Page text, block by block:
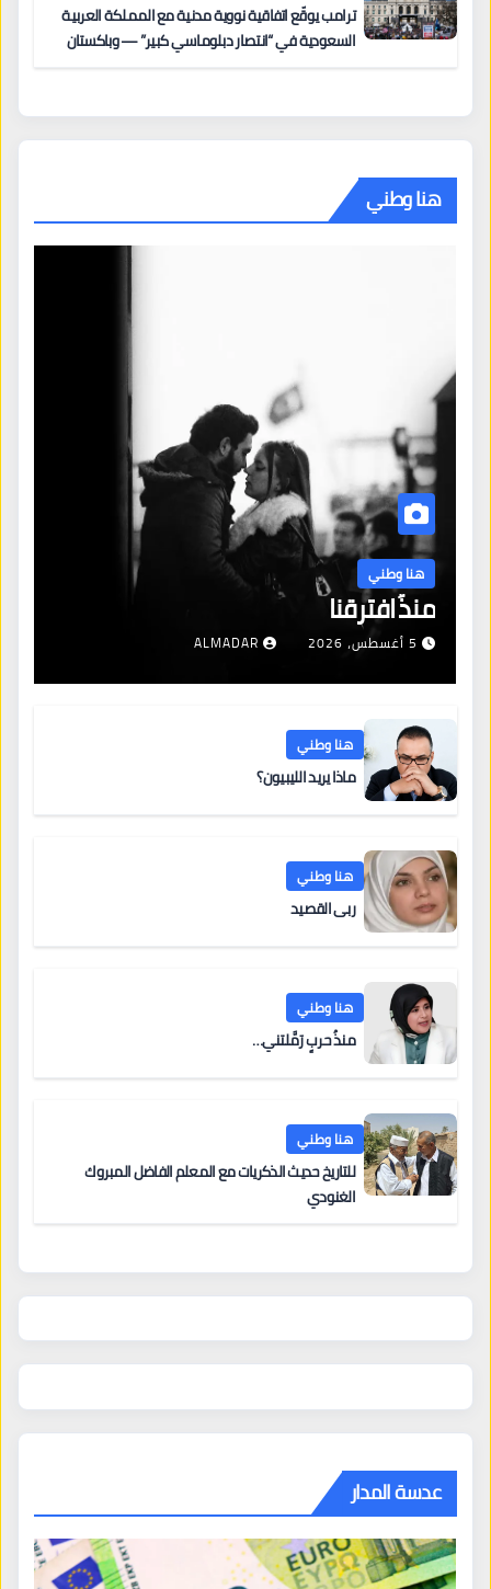
ترامب يوقّع اتفاقية نووية مدنية مع المملكة العربية
السعودية في “انتصار دبلوماسي كبير” — وباكستان
هنا وطني
هنا وطني
منذُ افترقنا
5 أغسطس، 2026 ALMADAR
هنا وطني
ماذا يريد الليبيون؟
هنا وطني
ربى القصيد
هنا وطني
منذُ حربٍ رَمَّلتني…
هنا وطني
للتاريخ حديث الذكريات مع المعلم الفاضل المبروك
الغنودي
عدسة المدار